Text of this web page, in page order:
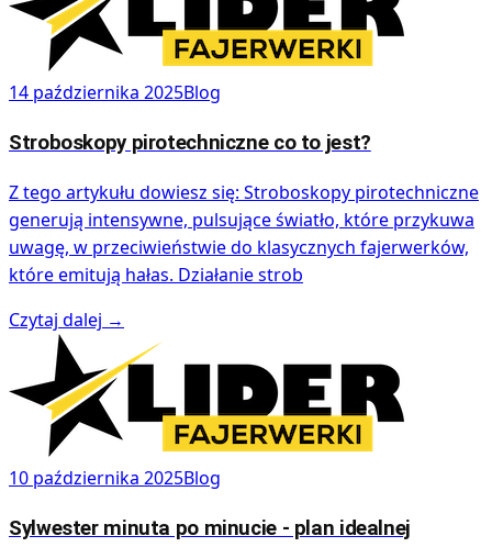
14 października 2025Blog
Stroboskopy pirotechniczne co to jest?
Z tego artykułu dowiesz się: Stroboskopy pirotechniczne
generują intensywne, pulsujące światło, które przykuwa
uwagę, w przeciwieństwie do klasycznych fajerwerków,
które emitują hałas. Działanie strob
Czytaj dalej →
10 października 2025Blog
Sylwester minuta po minucie - plan idealnej